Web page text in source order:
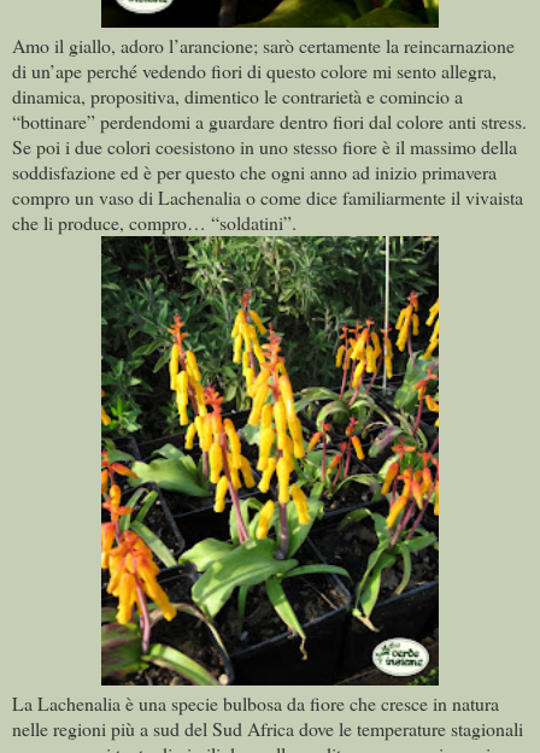
Amo il giallo, adoro l’arancione; sarò certamente la reincarnazione
di un’ape perché vedendo fiori di questo colore mi sento allegra,
dinamica, propositiva, dimentico le contrarietà e comincio a
“bottinare” perdendomi a guardare dentro fiori dal colore anti stress.
Se poi i due colori coesistono in uno stesso fiore è il massimo della
soddisfazione ed è per questo che ogni anno ad inizio primavera
compro un vaso di Lachenalia o come dice familiarmente il vivaista
che li produce, compro… “soldatini”.
La Lachenalia è una specie bulbosa da fiore che cresce in natura
nelle regioni più a sud del Sud Africa dove le temperature stagionali